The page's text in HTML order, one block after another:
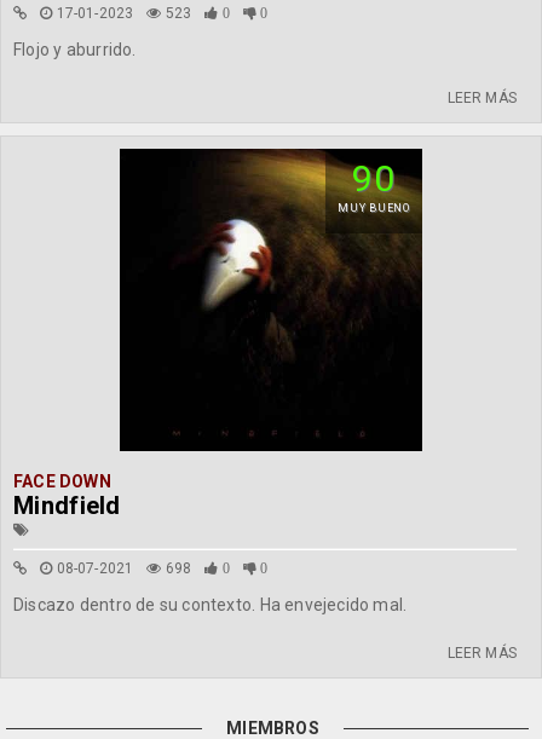
17-01-2023 523 0 0
Flojo y aburrido.
LEER MÁS
90
MUY BUENO
FACE DOWN
Mindfield
08-07-2021 698 0 0
Discazo dentro de su contexto. Ha envejecido mal.
LEER MÁS
MIEMBROS